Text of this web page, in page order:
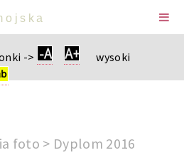
->
wysoki
foto > Dyplom 2016